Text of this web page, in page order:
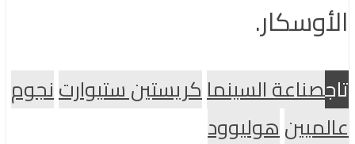
الأوسكار.
تاجصناعة السينماكريستين ستيوارتنجوم
عالميينهوليوود